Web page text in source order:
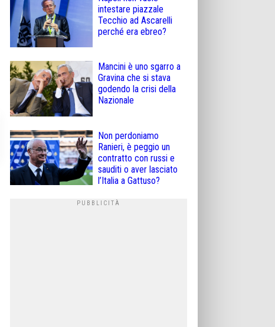
intestare piazzale
Tecchio ad Ascarelli
perché era ebreo?
Mancini è uno sgarro a
Gravina che si stava
godendo la crisi della
Nazionale
Non perdoniamo
Ranieri, è peggio un
contratto con russi e
sauditi o aver lasciato
l’Italia a Gattuso?